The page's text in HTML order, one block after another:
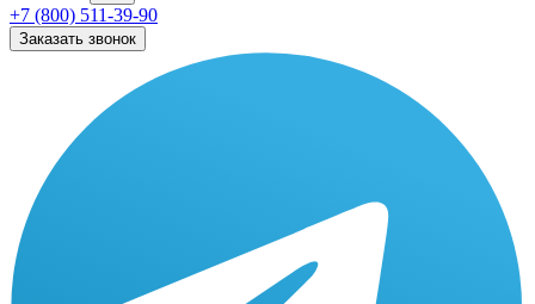
+7 (800) 511-39-90
Заказать звонок